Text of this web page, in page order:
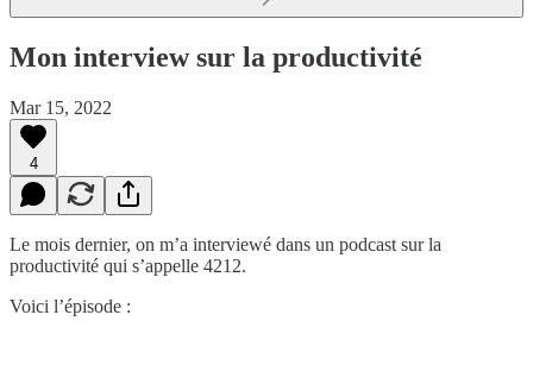
Mon interview sur la productivité
Mar 15, 2022
4
Le mois dernier, on m’a interviewé dans un podcast sur la
productivité qui s’appelle 4212.
Voici l’épisode :